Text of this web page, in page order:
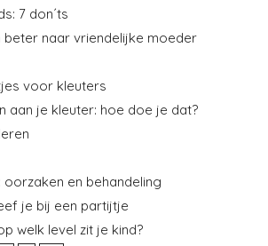
7 don´ts
beter naar vriendelijke moeder
voor kleuters
aan je kleuter: hoe doe je dat?
en behandeling
je bij een partijtje
welk level zit je kind?